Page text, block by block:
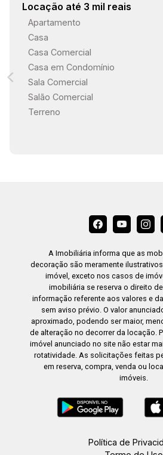
Locação até 3 mil reais
Apartamento
Casa
Casa Comercial
Casa em Condomínio
Sala Comercial
Salão Comercial
Terreno
A Imobiliária informa que as
decoração são meramente
imóvel, exceto nos casos de
imobiliária se reserva o direito
informação referente aos valores e
sem aviso prévio. O valor
aproximado, podendo ser maior,
de alteração no decorrer da locação.
imóvel anunciado no site não estar
rotatividade. As solicitações feitas
em reserva, compra, venda ou
imóveis.
Política de